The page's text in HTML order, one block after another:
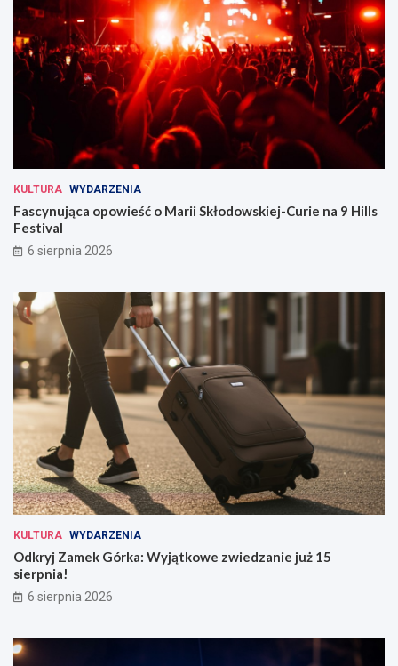
KULTURA WYDARZENIA
Fascynująca opowieść o Marii Skłodowskiej-Curie na 9 Hills
Festival
6 sierpnia 2026
KULTURA WYDARZENIA
Odkryj Zamek Górka: Wyjątkowe zwiedzanie już 15
sierpnia!
6 sierpnia 2026